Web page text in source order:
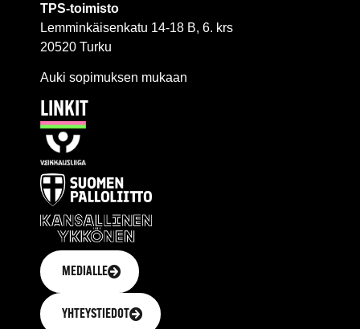
TPS-toimisto
Lemminkäisenkatu 14-18 B, 6. krs
20520 Turku
Auki sopimuksen mukaan
LINKIT
MEDIALLE
YHTEYSTIEDOT